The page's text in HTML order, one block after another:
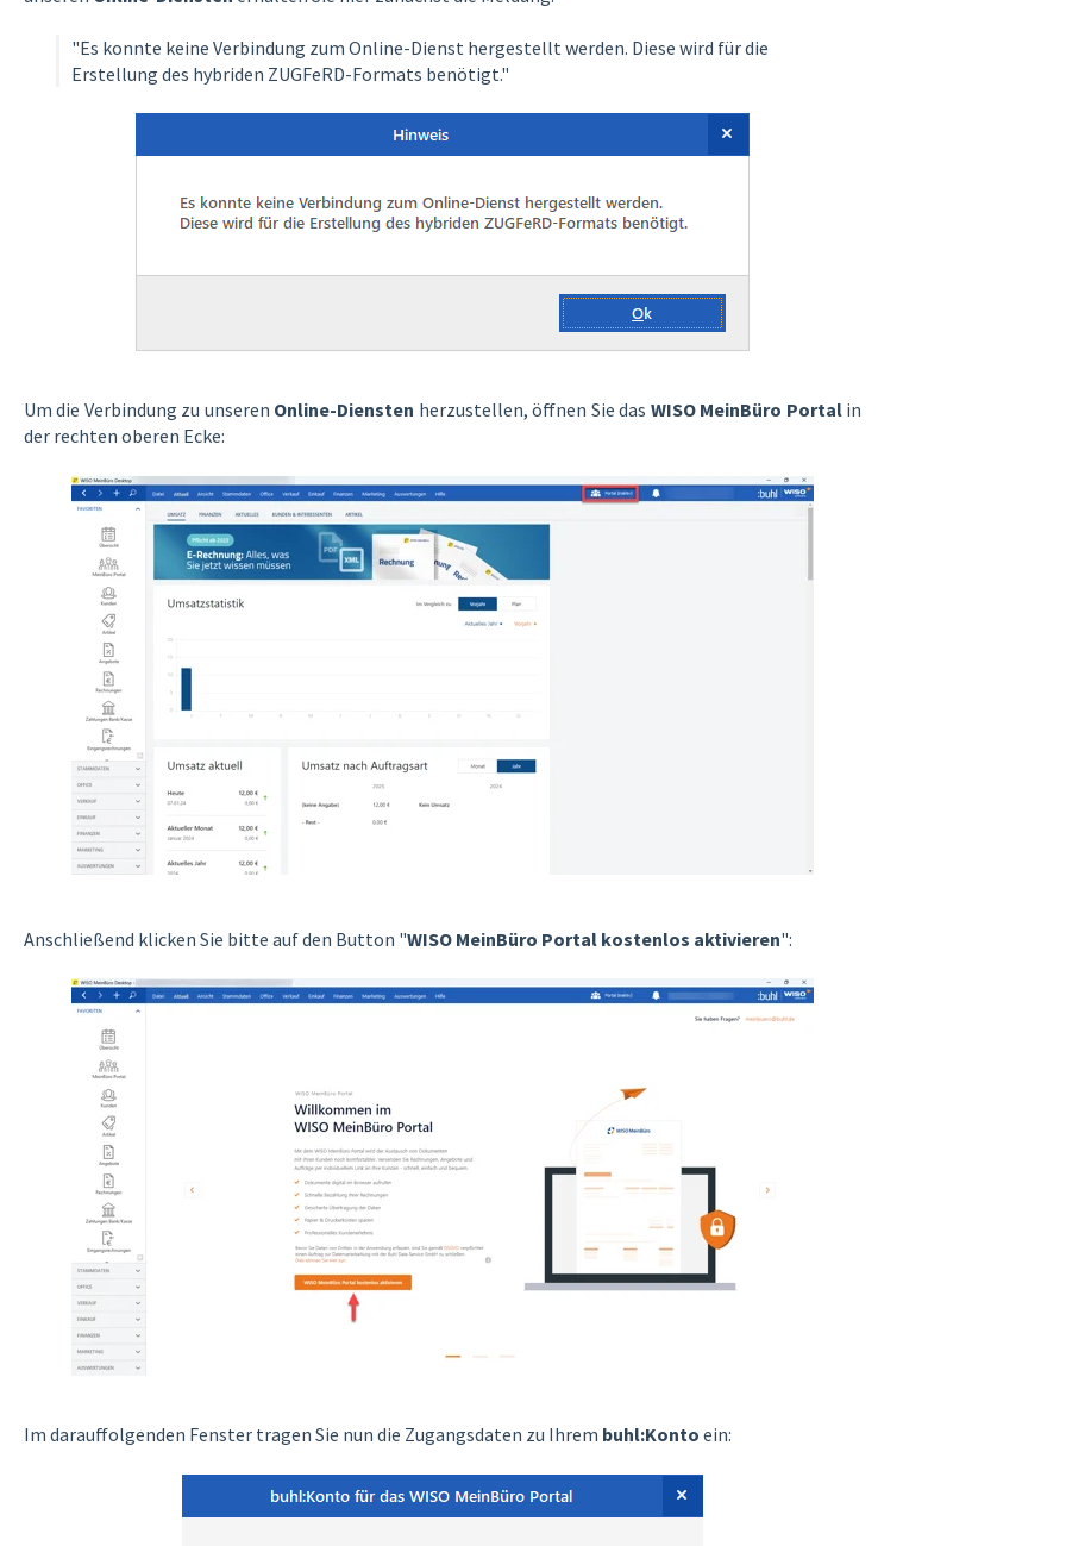
"Es konnte keine Verbindung zum Online-Dienst hergestellt werden. Diese wird für die
Erstellung des hybriden ZUGFeRD-Formats benötigt."
Um die Verbindung zu unseren Online-Diensten herzustellen, öffnen Sie das WISO MeinBüro Portalin
der rechten oberen Ecke:
Anschließend klicken Sie bitte auf den Button "WISO MeinBüro Portal kostenlos aktivieren":
Im darauffolgenden Fenster tragen Sie nun die Zugangsdaten zu Ihrem buhl:Konto ein: